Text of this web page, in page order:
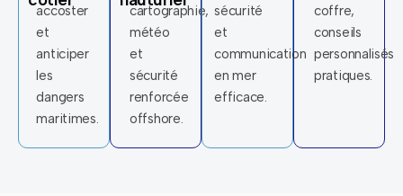
accoster
et
anticiper
les
dangers
maritimes.
cartographie,
météo
et
sécurité
renforcée
offshore.
sécurité
et
communication
en mer
efficace.
coffre,
conseils
personnalisés
pratiques.